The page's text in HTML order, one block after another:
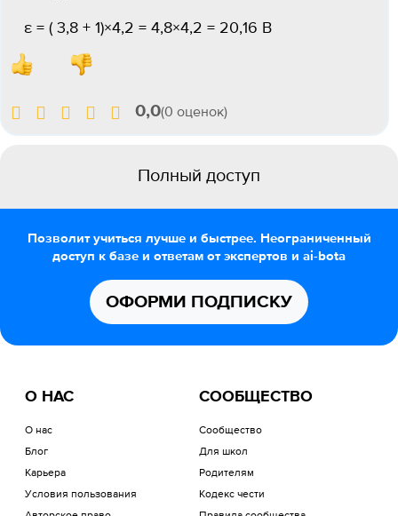
ε = ( 3,8 + 1)×4,2 = 4,8×4,2 = 20,16 B
0,0(0 оценок)
Полный доступ
Позволит учиться лучше и быстрее. Неограниченный
доступ к базе и ответам от экспертов и ai-bota
ОФОРМИ ПОДПИСКУ
О НАС
О нас
Блог
Карьера
Условия пользования
СООБЩЕСТВО
Сообщество
Для школ
Родителям
Кодекс чести